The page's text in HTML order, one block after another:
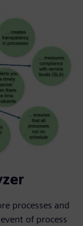
processes and
of process